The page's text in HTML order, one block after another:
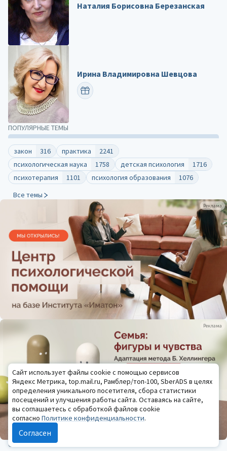
Реклама
Реклама
ПОПУЛЯРНЫЕ ТЕМЫ
закон 316 практика
2241
психологическая наука
1758 детская психология
1716
психотерапия
1101 психология образования
1076
Все темы
Наталия Борисовна Березанская
Ирина Владимировна Шевцова
ПОЗДРАВИТЬ
ОБУЧЕНИЕ ПСИХОЛОГИИ
Сайт использует файлы cookie с помощью сервисов
Яндекс Метрика, top.mail.ru, Рамблер/топ-100, SberADS в целях
определения уникального посетителя, сбора статистики
посещений и улучшения работы сайта. Оставаясь на сайте,
вы соглашаетесь с обработкой файлов cookie
согласно Политике конфиденциальности.
Согласен